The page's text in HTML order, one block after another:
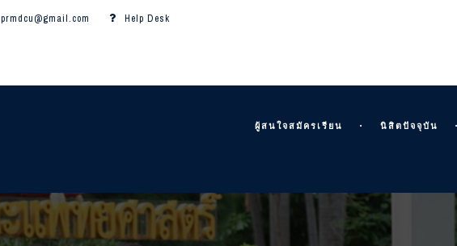
prmdcu@gmail.com Help Desk
ผู้สนใจสมัครเรียน นิสิตปัจจุบัน